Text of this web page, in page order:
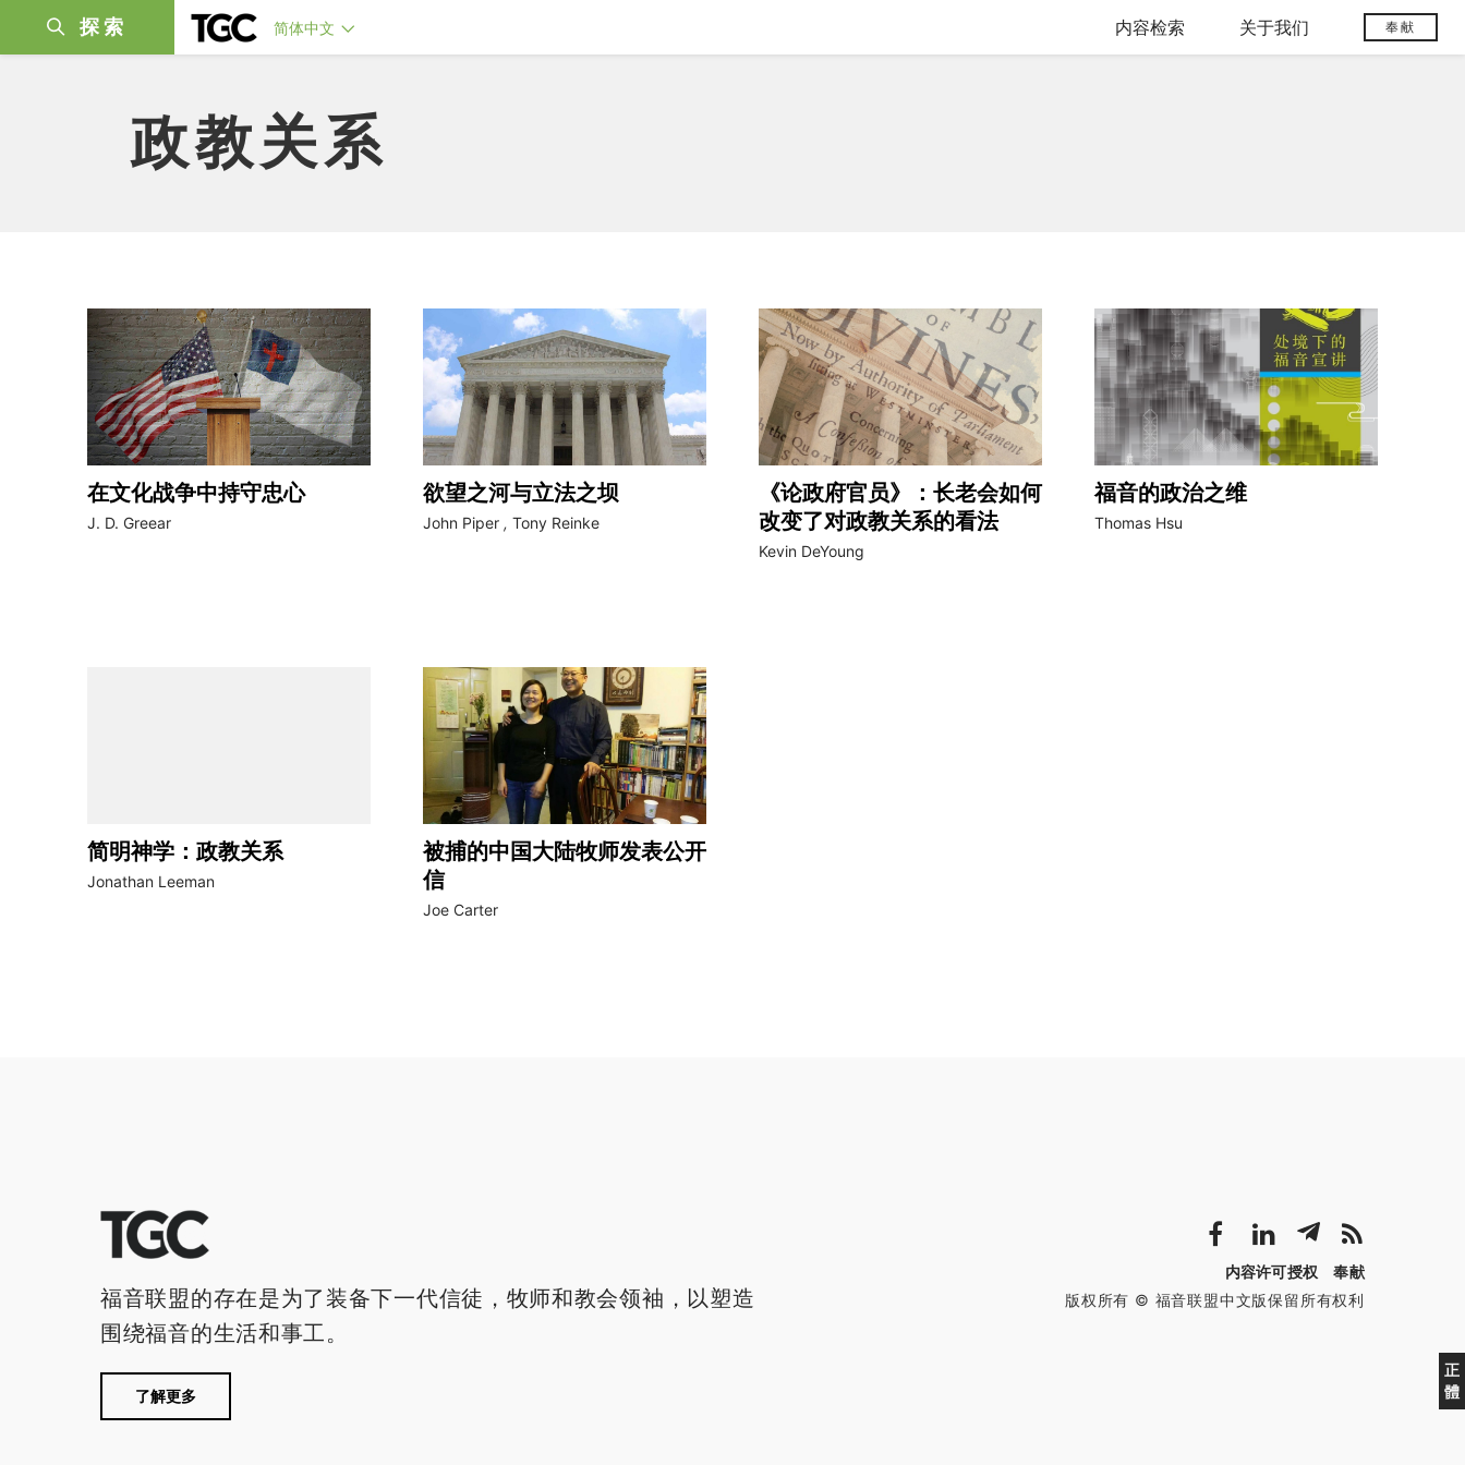
探索 简体中文 内容检索 关于我们 奉献
政教关系
在文化战争中持守忠心
J. D. Greear
欲望之河与立法之坝
John Piper , Tony Reinke
《论政府官员》：长老会如何
改变了对政教关系的看法
Kevin DeYoung
福音的政治之维
Thomas Hsu
简明神学：政教关系
Jonathan Leeman
被捕的中国大陆牧师发表公开
信
Joe Carter
正
體
福音联盟的存在是为了装备下一代信徒，牧师和教会领袖，以塑造
围绕福音的生活和事工。
了解更多
内容许可授权
奉献
版权所有 © 福音联盟中文版保留所有权利